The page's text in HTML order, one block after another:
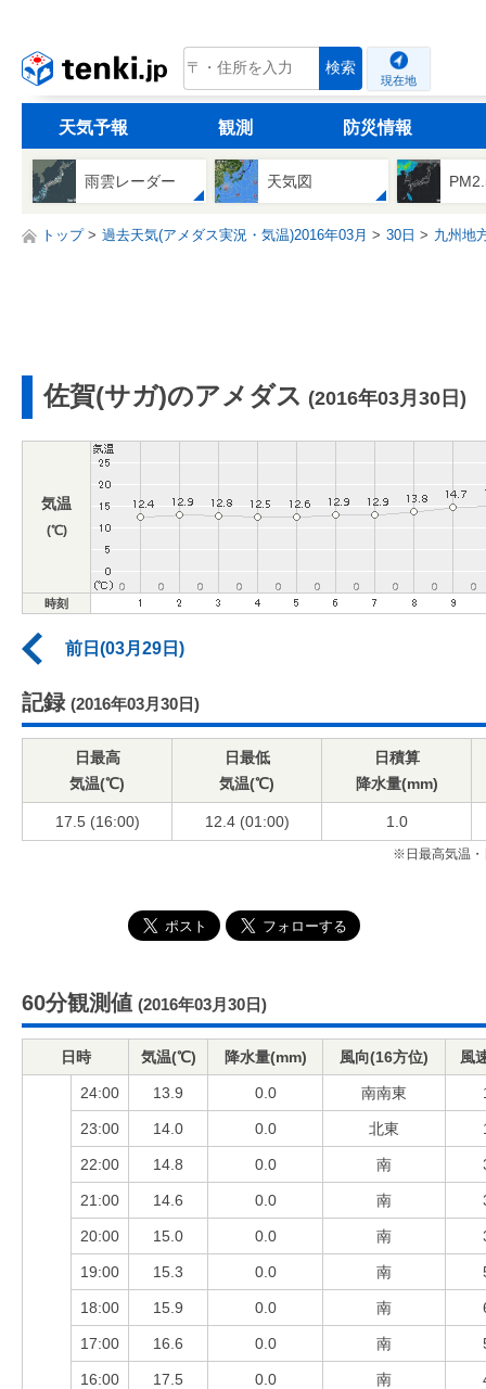
tenki.jp 検索
現在地
天気予報 観測 防災情報
雨雲レーダー 天気図
トップ 過去天気(アメダス実況・気温)2016年03月 30日 九州地
佐賀(サガ)のアメダス (2016年03月30日)
気温
(℃)
時刻
前日(03月29日)
記録 (2016年03月30日)
日最高
気温(℃)
日最低
気温(℃)
日積算
降水量(mm)
17.5 (16:00) 12.4 (01:00) 1.0
※日最高気温・
60分観測値 (2016年03月30日)
日時 気温(℃) 降水量(mm) 風向(16方位) 風
24:00 13.9 0.0 南南東
23:00 14.0 0.0 北東
22:00 14.8 0.0 南
21:00 14.6 0.0 南
20:00 15.0 0.0 南
19:00 15.3 0.0 南
18:00 15.9 0.0 南
17:00 16.6 0.0 南
16:00 17.5 0.0 南